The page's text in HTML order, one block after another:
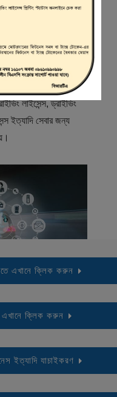
রোড ট্রান্সপোর্ট অথরিটি
মাধ্যম যেখানে ড্রাইভার,
করা হয় এবং
লাইসেন্স, ড্রাইভিং
ইত্যাদি সেবার জন্য
এখানে ক্লিক করুন
ক্লিক করুন
ইত্যাদি যাচাইকরণ